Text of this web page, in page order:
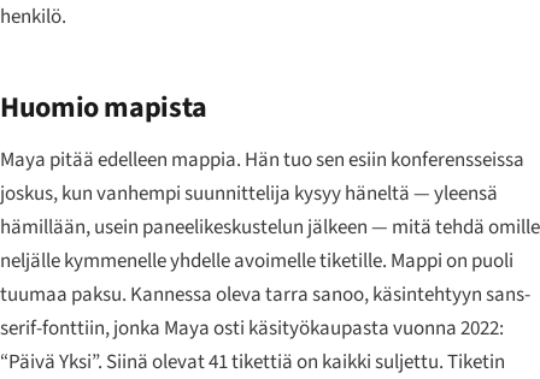
henkilö.
Huomio mapista
Maya pitää edelleen mappia. Hän tuo sen esiin konferensseissa
joskus, kun vanhempi suunnittelija kysyy häneltä — yleensä
hämillään, usein paneelikeskustelun jälkeen — mitä tehdä omille
neljälle kymmenelle yhdelle avoimelle tiketille. Mappi on puoli
tuumaa paksu. Kannessa oleva tarra sanoo, käsintehtyyn sans-
serif-fonttiin, jonka Maya osti käsityökaupasta vuonna 2022:
“Päivä Yksi”. Siinä olevat 41 tikettiä on kaikki suljettu. Tiketin